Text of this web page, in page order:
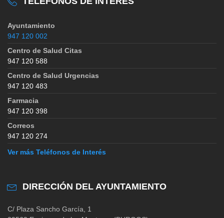
Ayuntamiento
947 120 002
Centro de Salud Citas
947 120 588
Centro de Salud Urgencias
947 120 483
Farmacia
947 120 398
Correos
947 120 274
Ver más Teléfonos de Interés
DIRECCIÓN DEL AYUNTAMIENTO
C/ Plaza Sancho García, 1